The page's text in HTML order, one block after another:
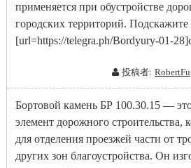
применяется при обустройстве
городских территорий. Подскажите
[url=https://telegra.ph/Bordyury-01-
投稿者:
Бортовой камень БР 100.30.15 —
элемент дорожного строительства,
для отделения проезжей части от
других зон благоустройства. Он